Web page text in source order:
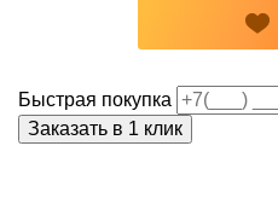
Быстрая покупка